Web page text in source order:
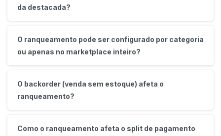
da destacada?
O ranqueamento pode ser configurado por categoria
ou apenas no marketplace inteiro?
O backorder (venda sem estoque) afeta o
ranqueamento?
Como o ranqueamento afeta o split de pagamento